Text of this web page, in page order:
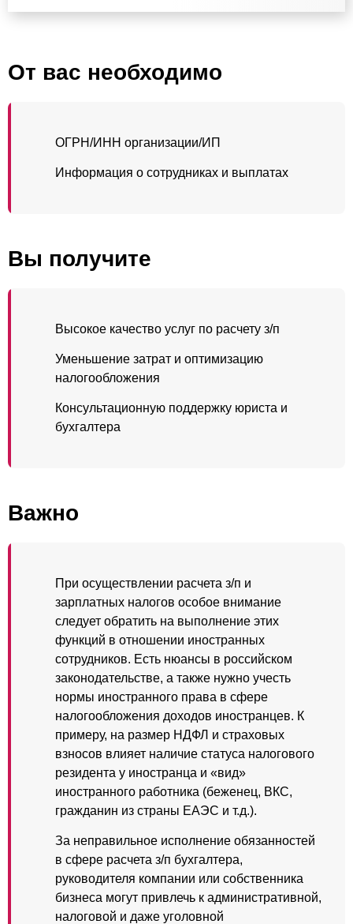
От вас необходимо
ОГРН/ИНН организации/ИП
Информация о сотрудниках и выплатах
Вы получите
Высокое качество услуг по расчету з/п
Уменьшение затрат и оптимизацию
налогообложения
Консультационную поддержку юриста и
бухгалтера
Важно
При осуществлении расчета з/п и
зарплатных налогов особое внимание
следует обратить на выполнение этих
функций в отношении иностранных
сотрудников. Есть нюансы в российском
законодательстве, а также нужно учесть
нормы иностранного права в сфере
налогообложения доходов иностранцев. К
примеру, на размер НДФЛ и страховых
взносов влияет наличие статуса налогового
резидента у иностранца и «вид»
иностранного работника (беженец, ВКС,
гражданин из страны ЕАЭС и т.д.).
За неправильное исполнение обязанностей
в сфере расчета з/п бухгалтера,
руководителя компании или собственника
бизнеса могут привлечь к административной,
налоговой и даже уголовной